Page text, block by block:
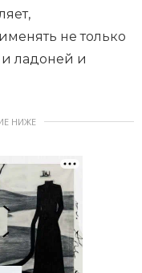
не только
ладоней и
НИЖЕ